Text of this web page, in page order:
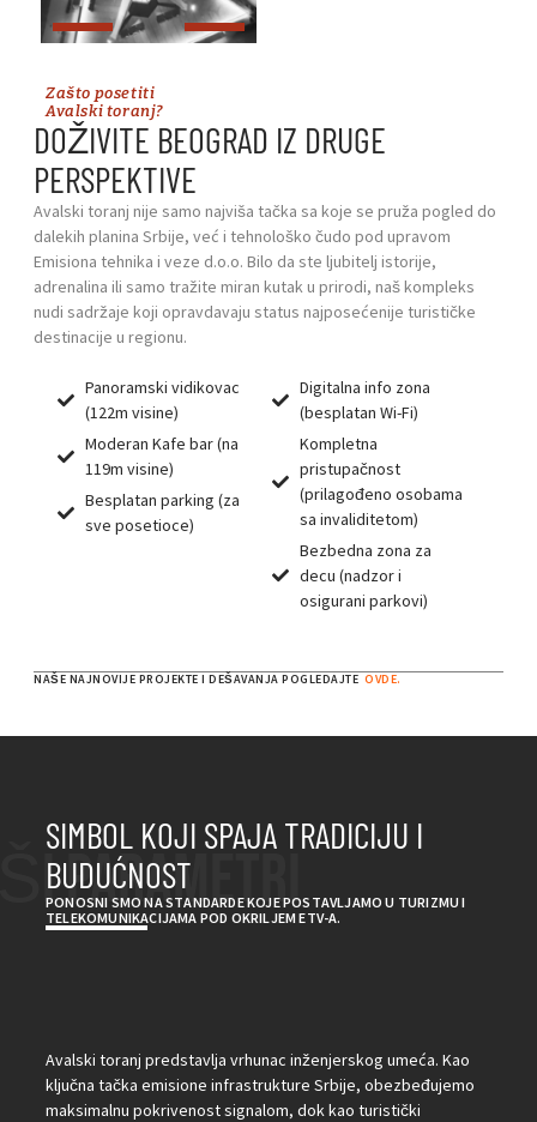
Zašto posetiti
Avalski toranj?
DOŽIVITE BEOGRAD IZ DRUGE
PERSPEKTIVE
Avalski toranj nije samo najviša tačka sa koje se pruža pogled do
dalekih planina Srbije, već i tehnološko čudo pod upravom
Emisiona tehnika i veze d.o.o. Bilo da ste ljubitelj istorije,
adrenalina ili samo tražite miran kutak u prirodi, naš kompleks
nudi sadržaje koji opravdavaju status najposećenije turističke
destinacije u regionu.
Panoramski vidikovac
(122m visine)
Moderan Kafe bar (na
119m visine)
Besplatan parking (za
sve posetioce)
Digitalna info zona
(besplatan Wi-Fi)
Kompletna
pristupačnost
(prilagođeno osobama
sa invaliditetom)
Bezbedna zona za
decu (nadzor i
osigurani parkovi)
NAŠE NAJNOVIJE PROJEKTE I DEŠAVANJA POGLEDAJTE OVDE.
SIMBOL KOJI SPAJA TRADICIJU I
BUDUĆNOST
PONOSNI SMO NA STANDARDE KOJE POSTAVLJAMO U TURIZMU I
TELEKOMUNIKACIJAMA POD OKRILJEM ETV-A.
PARAMETRI
Avalski toranj predstavlja vrhunac inženjerskog umeća. Kao
ključna tačka emisione infrastrukture Srbije, obezbeđujemo
maksimalnu pokrivenost signalom, dok kao turistički